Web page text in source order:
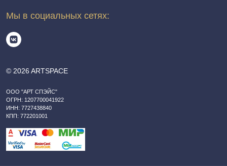
© 2026 ARTSPACE
ООО "АРТ СПЭЙС"
ОГРН: 1207700041922
ИНН: 7727438840
КПП: 772201001
Мы в социальных сетях: